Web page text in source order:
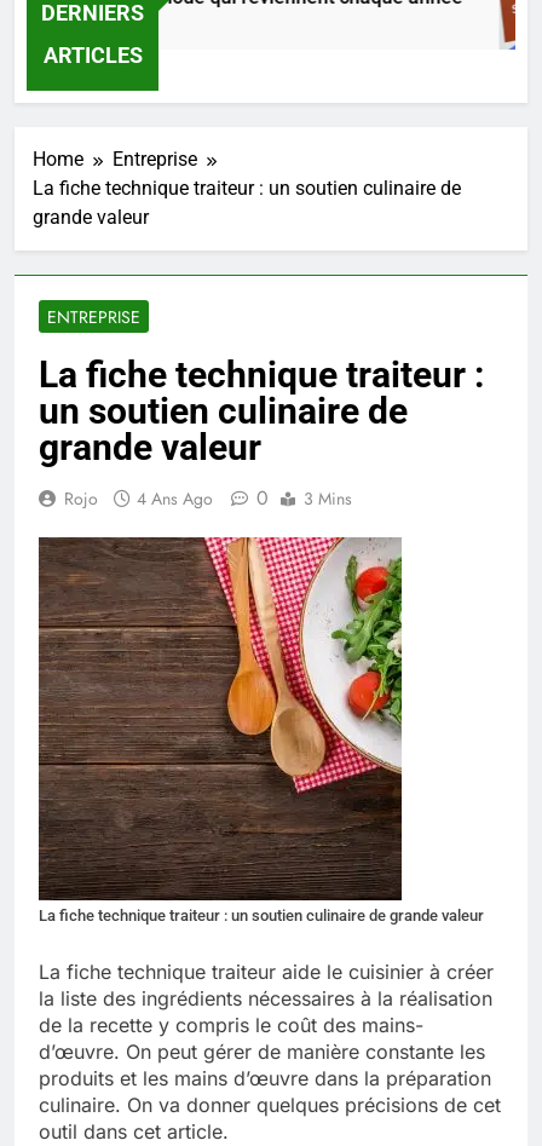
DERNIERS
ARTICLES
Heures Ago
Home
Entreprise
La fiche technique traiteur : un soutien culinaire de
grande valeur
ENTREPRISE
La fiche technique traiteur :
un soutien culinaire de
grande valeur
Rojo 4 Ans Ago 0 3 Mins
La fiche technique traiteur : un soutien culinaire de grande valeur
La fiche technique traiteur aide le cuisinier à créer
la liste des ingrédients nécessaires à la réalisation
de la recette y compris le coût des mains-
d’œuvre. On peut gérer de manière constante les
produits et les mains d’œuvre dans la préparation
culinaire. On va donner quelques précisions de cet
outil dans cet article.